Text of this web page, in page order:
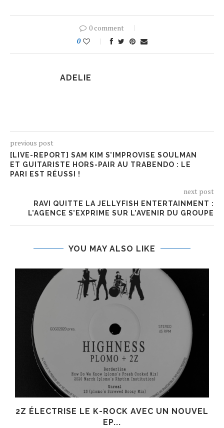
0 comment
0
ADELIE
previous post
[LIVE-REPORT] SAM KIM S’IMPROVISE SOULMAN
ET GUITARISTE HORS-PAIR AU TRABENDO : LE
PARI EST RÉUSSI !
next post
RAVI QUITTE LA JELLYFISH ENTERTAINMENT :
L’AGENCE S’EXPRIME SUR L’AVENIR DU GROUPE
YOU MAY ALSO LIKE
2Z ÉLECTRISE LE K-ROCK AVEC UN NOUVEL
EP...